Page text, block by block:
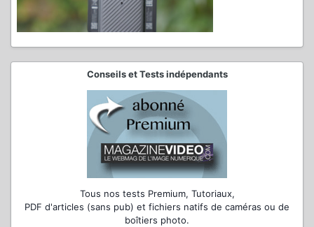
Conseils et Tests indépendants
Tous nos tests Premium, Tutoriaux,
PDF d'articles (sans pub) et fichiers natifs de caméras ou de
boîtiers photo.